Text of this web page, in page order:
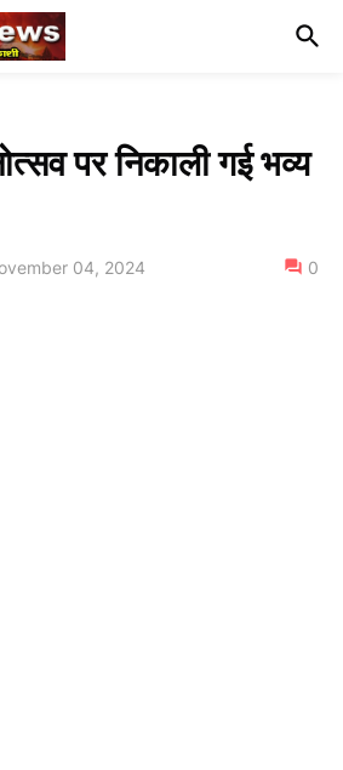
पर निकाली गई भव्य
04, 2024 0